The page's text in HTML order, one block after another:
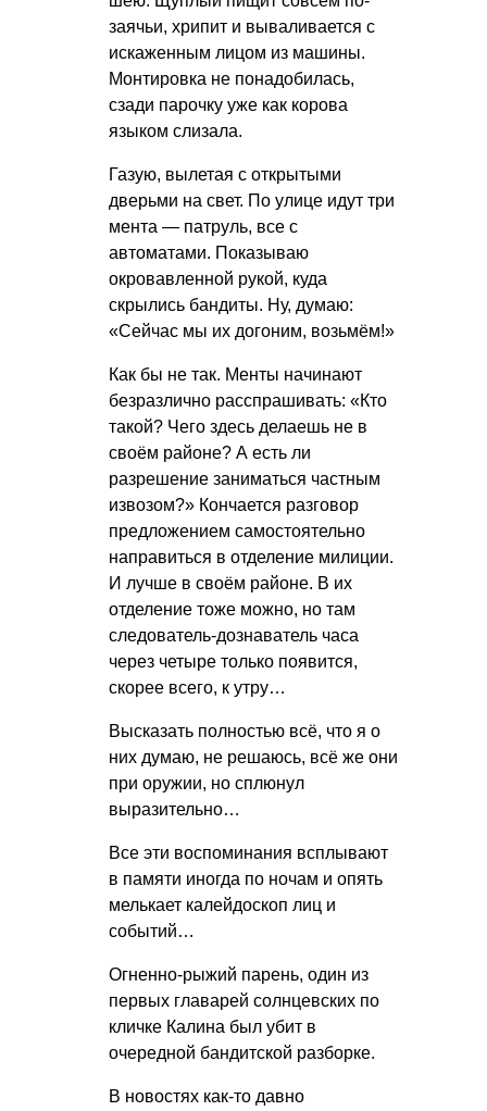
заячьи, хрипит и вываливается с
искаженным лицом из машины.
Монтировка не понадобилась,
сзади парочку уже как корова
языком слизала.
Газую, вылетая с открытыми
дверьми на свет. По улице идут три
мента — патруль, все с
автоматами. Показываю
окровавленной рукой, куда
скрылись бандиты. Ну, думаю:
«Сейчас мы их догоним, возьмём!»
Как бы не так. Менты начинают
безразлично расспрашивать: «Кто
такой? Чего здесь делаешь не в
своём районе? А есть ли
разрешение заниматься частным
извозом?» Кончается разговор
предложением самостоятельно
направиться в отделение милиции.
И лучше в своём районе. В их
отделение тоже можно, но там
следователь-дознаватель часа
через четыре только появится,
скорее всего, к утру…
Высказать полностью всё, что я о
них думаю, не решаюсь, всё же они
при оружии, но сплюнул
выразительно…
Все эти воспоминания всплывают
в памяти иногда по ночам и опять
мелькает калейдоскоп лиц и
событий…
Огненно-рыжий парень, один из
первых главарей солнцевских по
кличке Калина был убит в
очередной бандитской разборке.
В новостях как-то давно